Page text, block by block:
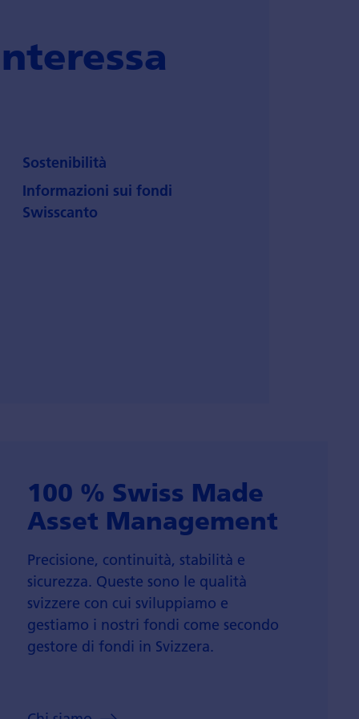
Sostenibilità
Informazioni sui fondi
Swisscanto
100 % Swiss Made
Asset Management
Precisione, continuità, stabilità e
sicurezza. Queste sono le qualità
svizzere con cui sviluppiamo e
gestiamo i nostri fondi come secondo
gestore di fondi in Svizzera.